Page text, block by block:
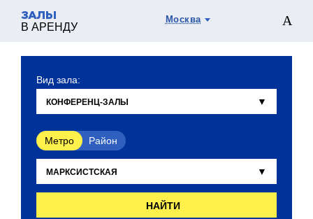
ЗАЛЫ
В АРЕНДУ
Москва
Вид зала:
Метро Район
НАЙТИ